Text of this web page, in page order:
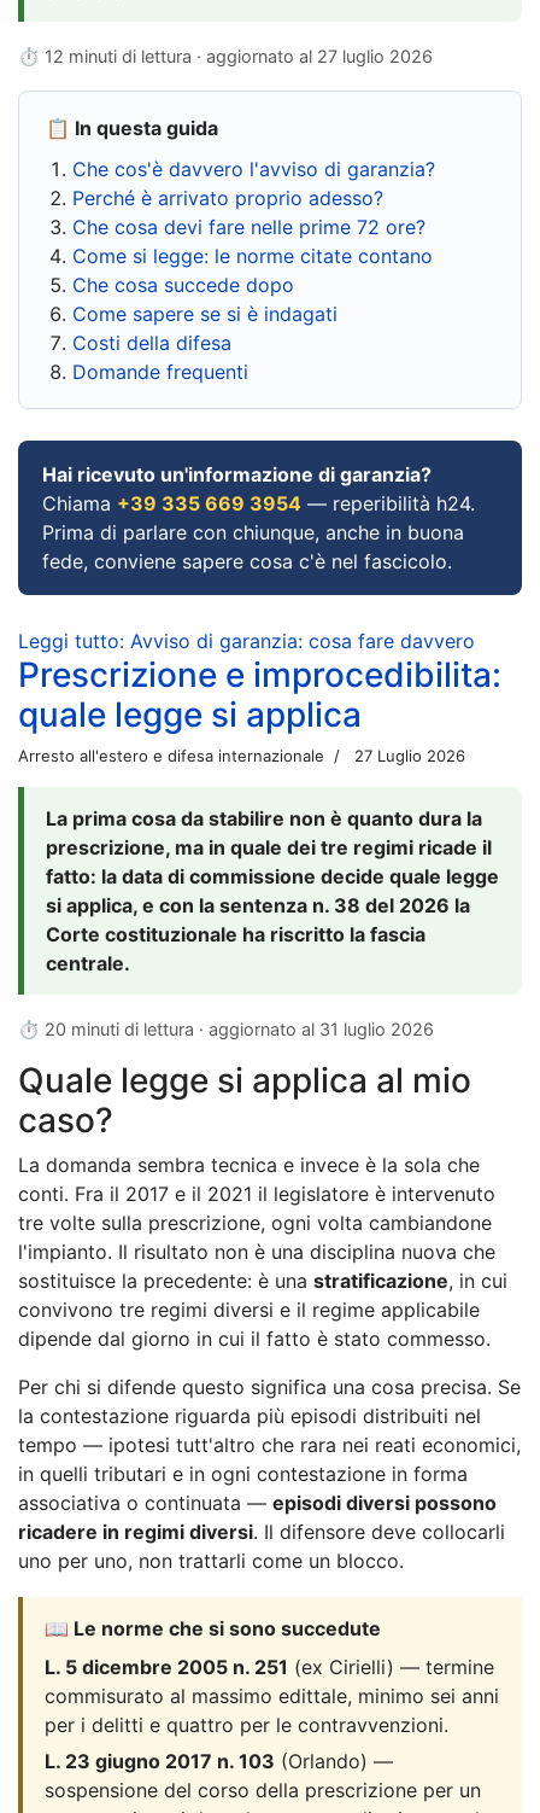
⏱ 12 minuti di lettura · aggiornato al 27 luglio 2026
📋 In questa guida
Che cos'è davvero l'avviso di garanzia?
Perché è arrivato proprio adesso?
Che cosa devi fare nelle prime 72 ore?
Come si legge: le norme citate contano
Che cosa succede dopo
Come sapere se si è indagati
Costi della difesa
Domande frequenti
Hai ricevuto un'informazione di garanzia?
Chiama +39 335 669 3954 — reperibilità h24.
Prima di parlare con chiunque, anche in buona
fede, conviene sapere cosa c'è nel fascicolo.
Leggi tutto: Avviso di garanzia: cosa fare davvero
Prescrizione e improcedibilita:
quale legge si applica
Arresto all'estero e difesa internazionale 27 Luglio 2026
La prima cosa da stabilire non è quanto dura la
prescrizione, ma in quale dei tre regimi ricade il
fatto: la data di commissione decide quale legge
si applica, e con la sentenza n. 38 del 2026 la
Corte costituzionale ha riscritto la fascia
centrale.
⏱ 20 minuti di lettura · aggiornato al 31 luglio 2026
Quale legge si applica al mio
caso?
La domanda sembra tecnica e invece è la sola che
conti. Fra il 2017 e il 2021 il legislatore è intervenuto
tre volte sulla prescrizione, ogni volta cambiandone
l'impianto. Il risultato non è una disciplina nuova che
sostituisce la precedente: è una stratificazione, in cui
convivono tre regimi diversi e il regime applicabile
dipende dal giorno in cui il fatto è stato commesso.
Per chi si difende questo significa una cosa precisa. Se
la contestazione riguarda più episodi distribuiti nel
tempo — ipotesi tutt'altro che rara nei reati economici,
in quelli tributari e in ogni contestazione in forma
associativa o continuata — episodi diversi possono
ricadere in regimi diversi. Il difensore deve collocarli
uno per uno, non trattarli come un blocco.
📖 Le norme che si sono succedute
L. 5 dicembre 2005 n. 251 (ex Cirielli) — termine
commisurato al massimo edittale, minimo sei anni
per i delitti e quattro per le contravvenzioni.
L. 23 giugno 2017 n. 103 (Orlando) —
sospensione del corso della prescrizione per un